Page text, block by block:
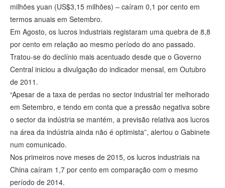
milhões yuan (US$3,15 milhões) – caíram 0,1 por cento em
termos anuais em Setembro.
Em Agosto, os lucros industriais registaram uma quebra de 8,8
por cento em relação ao mesmo período do ano passado.
Tratou-se do declínio mais acentuado desde que o Governo
Central iniciou a divulgação do indicador mensal, em Outubro
de 2011.
“Apesar de a taxa de perdas no sector industrial ter melhorado
em Setembro, e tendo em conta que a pressão negativa sobre
o sector da indústria se mantém, a previsão relativa aos lucros
na área da indústria ainda não é optimista”, alertou o Gabinete
num comunicado.
Nos primeiros nove meses de 2015, os lucros industriais na
China caíram 1,7 por cento em comparação com o mesmo
período de 2014.